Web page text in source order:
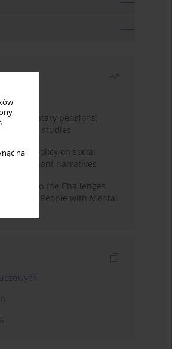
na
in voluntary pensions:
case studies
policy on social
Dominant narratives
into the Challenges
People with Mental